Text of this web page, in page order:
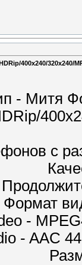
400x240/320x240/
- Митя
с
Формат
-
- AAC